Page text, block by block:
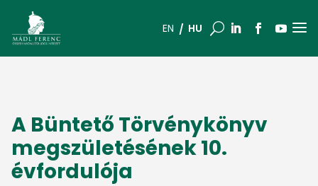
EN HU U a
A Büntető Törvénykönyv
megszületésének 10.
évfordulója